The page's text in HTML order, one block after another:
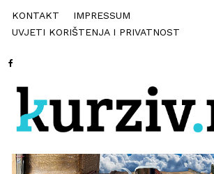
KONTAKT
IMPRESSUM
UVJETI KORIŠTENJA I PRIVATNOST